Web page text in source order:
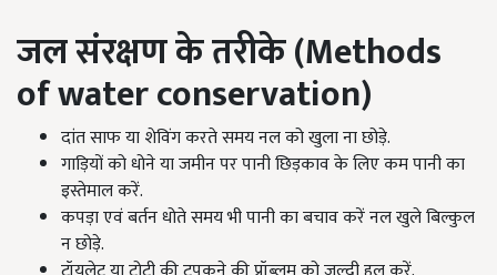
जल संरक्षण के तरीके (Methods
of water conservation)
दांत साफ या शेविंग करते समय नल को खुला ना छोड़े.
गाड़ियों को धोने या जमीन पर पानी छिड़काव के लिए कम पानी का
इस्तेमाल करें.
कपड़ा एवं बर्तन धोते समय भी पानी का बचाव करें नल खुले बिल्कुल
न छोड़े.